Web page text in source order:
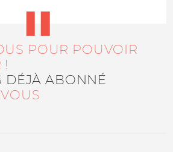
POUR POUVOIR
!
DÉJÀ ABONNÉ